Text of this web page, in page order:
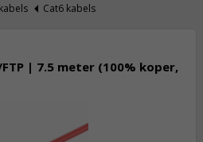
Cat6 kabels
| 7.5 meter (100% koper,